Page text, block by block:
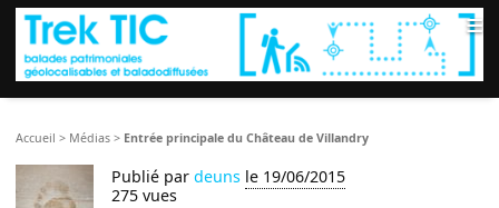
≡
Accueil > Médias > Entrée principale du Château de Villandry
Publié pardeuns le 19/06/2015
275 vues